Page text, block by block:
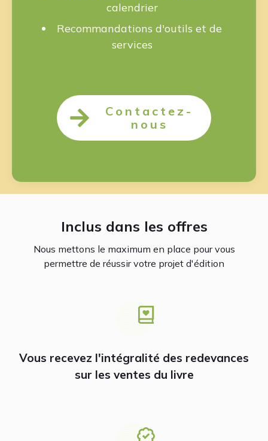
calendrier
Recommandations d'outils et de
services
Contactez-
nous
Inclus dans les offres
Nous mettons le maximum en place pour vous
permettre de réussir votre projet d'édition
Vous recevez l'intégralité des redevances
sur les ventes du livre